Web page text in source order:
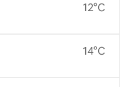
12°C
14°C